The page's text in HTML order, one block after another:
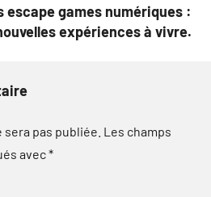
escape games numériques :
expériences à vivre.
pas publiée. Les champs
avec*